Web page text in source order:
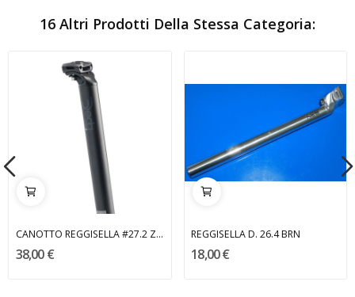
16 Altri Prodotti Della Stessa Categoria:
CANOTTO REGGISELLA #27.2 ZERO DEDA
38,00 €
REGGISELLA D. 26.4 BRN
18,00 €